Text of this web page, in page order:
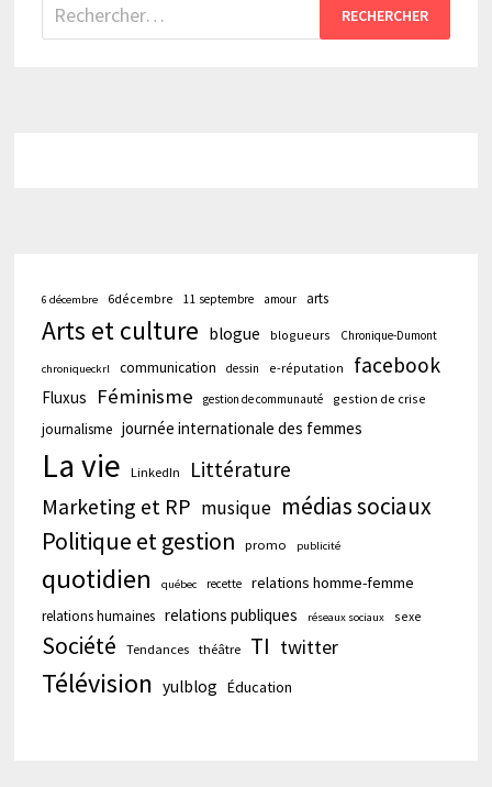
6 décembre 6décembre 11 septembre amour arts
Arts et culture blogue blogueurs Chronique-Dumont
chroniqueckrl communication dessin e-réputation facebook
Fluxus Féminisme gestion de communauté gestion de crise
journalisme journée internationale des femmes
La vie LinkedIn Littérature
Marketing et RP musique médias sociaux
Politique et gestion
promo publicité
quotidien québec recette relations homme-femme
relations humaines relations publiques réseaux sociaux sexe
Société Tendances théâtre TI twitter
Télévision yulblog Éducation